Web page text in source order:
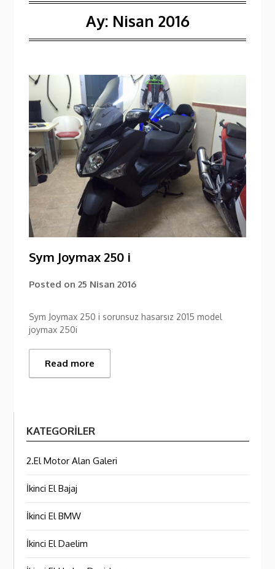
Ay: Nisan 2016
Sym Joymax 250 i
Posted on25 Nisan 2016
Sym Joymax 250 i sorunsuz hasarsız 2015 model
joymax 250i
Read more
KATEGORILER
2.El Motor Alan Galeri
İkinci El Bajaj
İkinci El BMW
İkinci El Daelim